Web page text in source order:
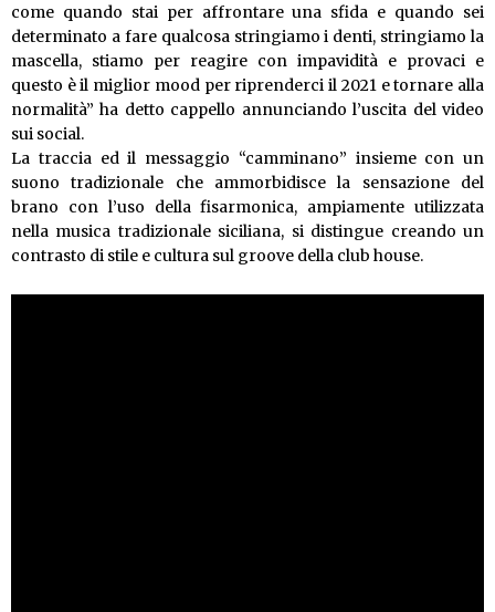
come quando stai per affrontare una sfida e quando sei
determinato a fare qualcosa stringiamo i denti, stringiamo la
mascella, stiamo per reagire con impavidità e provaci e
questo è il miglior mood per riprenderci il 2021 e tornare alla
normalità” ha detto cappello annunciando l’uscita del video
sui social.
La traccia ed il messaggio “camminano” insieme con un
suono tradizionale che ammorbidisce la sensazione del
brano con l’uso della fisarmonica, ampiamente utilizzata
nella musica tradizionale siciliana, si distingue creando un
contrasto di stile e cultura sul groove della club house.